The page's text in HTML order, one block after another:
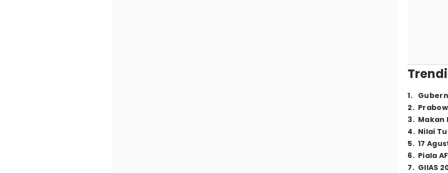
1.
2.
3. Makan
4. Nilai
5. 17
6. Piala
7. GIIAS